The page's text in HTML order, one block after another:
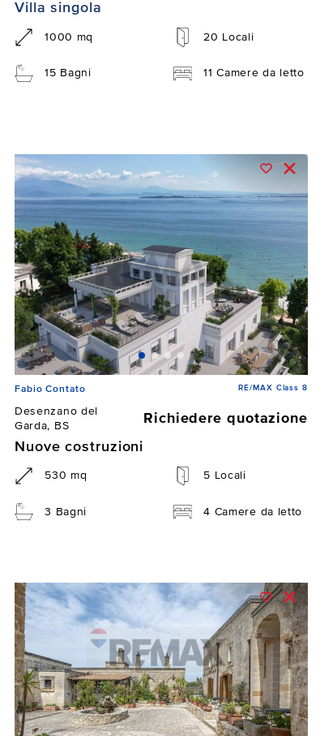
Villa singola
1000 mq 20 Locali
15 Bagni 11 Camere da letto
Fabio Contato RE/MAX Class 8
Desenzano del
Garda, BS
Richiedere quotazione
Nuove costruzioni
530 mq 5 Locali
3 Bagni 4 Camere da letto